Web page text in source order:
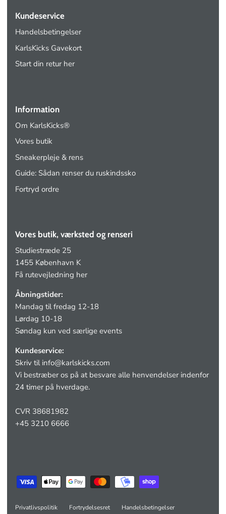
Kundeservice
Handelsbetingelser
KarlsKicks Gavekort
Start din retur her
Information
Om KarlsKicks®
Vores butik
Sneakerpleje & rens
Guide: Sådan renser du ruskindssko
Fortryd ordre
Vores butik, værksted og renseri
Studiestræde 25
1455 København K
Få rutevejledning her
Åbningstider:
Mandag til fredag 12-18
Lørdag 10-18
Søndag kun ved særlige events
Kundeservice:
Skriv til info@karlskicks.com
Vi bestræber os på at besvare alle henvendelser indenfor
24 timer på hverdage.
CVR 38681982
+45 3210 6666
Privatlivspolitik Fortrydelsesret Handelsbetingelser